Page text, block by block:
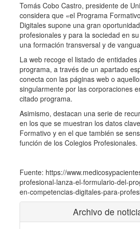
Tomás Cobo Castro, presidente de
considera que «el Programa
Digitales supone una gran
profesionales y para la sociedad en
una formación transversal y de
La web recoge el listado de entidades
programa, a través de un apartado
conecta con las páginas web o
singularmente por las corporaciones
citado programa.
Asimismo, destacan una serie de
en los que se muestran los datos
Formativo y en el que también se
función de los Colegios Profesionales.
Fuente: https://
profesional-lanza-el-formulario-del-
en-competencias-digitales-para-
Archivo de